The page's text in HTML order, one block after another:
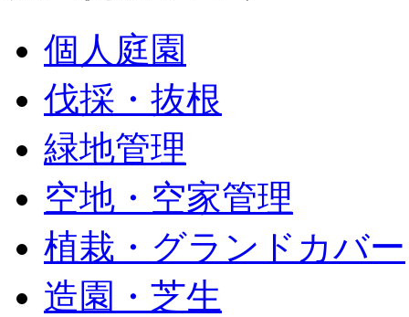
個人庭園
伐採・抜根
緑地管理
空地・空家管理
植栽・グランドカバー
造園・芝生